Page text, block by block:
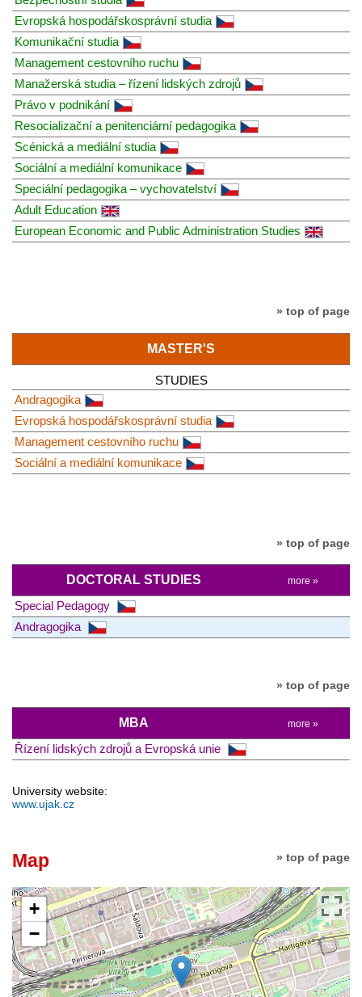
Evropská hospodářskosprávní studia
Komunikační studia
Management cestovního ruchu
Manažerská studia – řízení lidských zdrojů
Právo v podnikání
Resocializační a penitenciární pedagogika
Scénická a mediální studia
Sociální a mediální komunikace
Speciální pedagogika – vychovatelství
Adult Education
European Economic and Public Administration Studies
» top of page
MASTER'S
STUDIES
Andragogika
Evropská hospodářskosprávní studia
Management cestovního ruchu
Sociální a mediální komunikace
» top of page
DOCTORAL STUDIES more »
Special Pedagogy
Andragogika
» top of page
MBA more »
Řízení lidských zdrojů a Evropská unie
University website:
www.ujak.cz
» top of page
Map
+
−